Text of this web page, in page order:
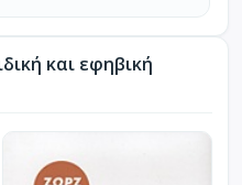
και εφηβική